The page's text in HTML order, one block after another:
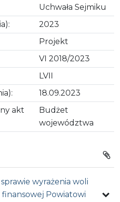
Uchwała Sejmiku
2023
Projekt
VI 2018/2023
LVII
18.09.2023
akt
Budżet
województwa
wyrażenia woli
Powiatowi